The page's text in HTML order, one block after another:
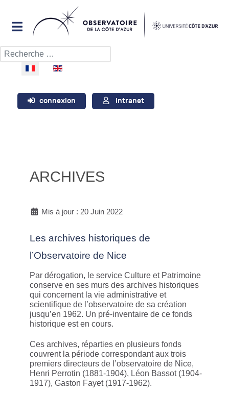
Rechercher
Sélectionnez votre langue
connexion Intranet
ARCHIVES
Mis à jour : 20 Juin 2022
Les archives historiques de
l’Observatoire de Nice
Par dérogation, le service Culture et Patrimoine
conserve en ses murs des archives historiques
qui concernent la vie administrative et
scientifique de l’observatoire de sa création
jusqu’en 1962. Un pré-inventaire de ce fonds
historique est en cours.
Ces archives, réparties en plusieurs fonds
couvrent la période correspondant aux trois
premiers directeurs de l’observatoire de Nice,
Henri Perrotin (1881-1904), Léon Bassot (1904-
1917), Gaston Fayet (1917-1962).